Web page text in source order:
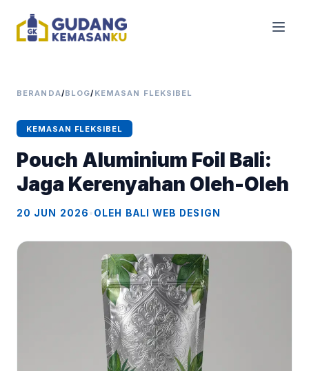
BERANDA/BLOG/ KEMASAN FLEKSIBEL
KEMASAN FLEKSIBEL
Pouch Aluminium Foil Bali:
Jaga Kerenyahan Oleh-Oleh
20 JUN 2026•OLEH BALI WEB DESIGN